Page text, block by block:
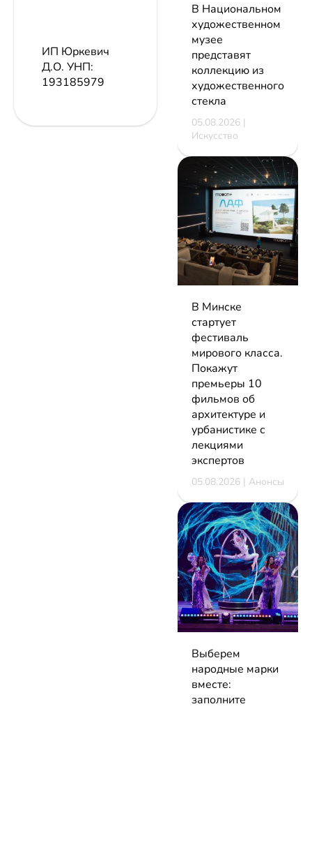
ИП Юркевич
Д.О. УНП:
193185979
В Национальном
художественном
музее
представят
коллекцию из
художественного
стекла
05.08.2026 |
Искусство
В Минске
стартует
фестиваль
мирового класса.
Покажут
премьеры 10
фильмов об
архитектуре и
урбанистике с
лекциями
экспертов
05.08.2026 | Анонсы
Выберем
народные марки
вместе:
заполните